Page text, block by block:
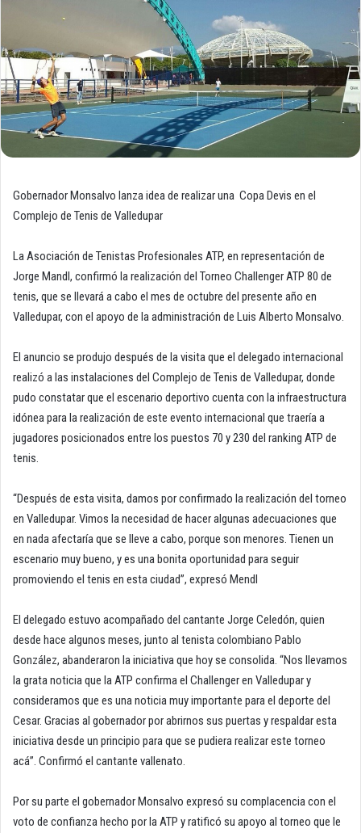
Gobernador Monsalvo lanza idea de realizar una Copa Devis en el
Complejo de Tenis de Valledupar
La Asociación de Tenistas Profesionales ATP, en representación de
Jorge Mandl, confirmó la realización del Torneo Challenger ATP 80 de
tenis, que se llevará a cabo el mes de octubre del presente año en
Valledupar, con el apoyo de la administración de Luis Alberto Monsalvo.
El anuncio se produjo después de la visita que el delegado internacional
realizó a las instalaciones del Complejo de Tenis de Valledupar, donde
pudo constatar que el escenario deportivo cuenta con la infraestructura
idónea para la realización de este evento internacional que traería a
jugadores posicionados entre los puestos 70 y 230 del ranking ATP de
tenis.
“Después de esta visita, damos por confirmado la realización del torneo
en Valledupar. Vimos la necesidad de hacer algunas adecuaciones que
en nada afectaría que se lleve a cabo, porque son menores. Tienen un
escenario muy bueno, y es una bonita oportunidad para seguir
promoviendo el tenis en esta ciudad”, expresó Mendl
El delegado estuvo acompañado del cantante Jorge Celedón, quien
desde hace algunos meses, junto al tenista colombiano Pablo
González, abanderaron la iniciativa que hoy se consolida. “Nos llevamos
la grata noticia que la ATP confirma el Challenger en Valledupar y
consideramos que es una noticia muy importante para el deporte del
Cesar. Gracias al gobernador por abrirnos sus puertas y respaldar esta
iniciativa desde un principio para que se pudiera realizar este torneo
acá”. Confirmó el cantante vallenato.
Por su parte el gobernador Monsalvo expresó su complacencia con el
voto de confianza hecho por la ATP y ratificó su apoyo al torneo que le